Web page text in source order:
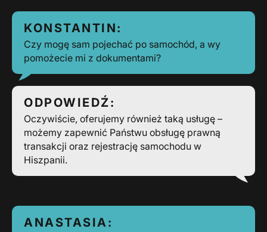
KONSTANTIN:
Czy mogę sam pojechać po samochód, a wy
pomożecie mi z dokumentami?
ODPOWIEDŹ:
Oczywiście, oferujemy również taką usługę –
możemy zapewnić Państwu obsługę prawną
transakcji oraz rejestrację samochodu w
Hiszpanii.
ANASTASIA: